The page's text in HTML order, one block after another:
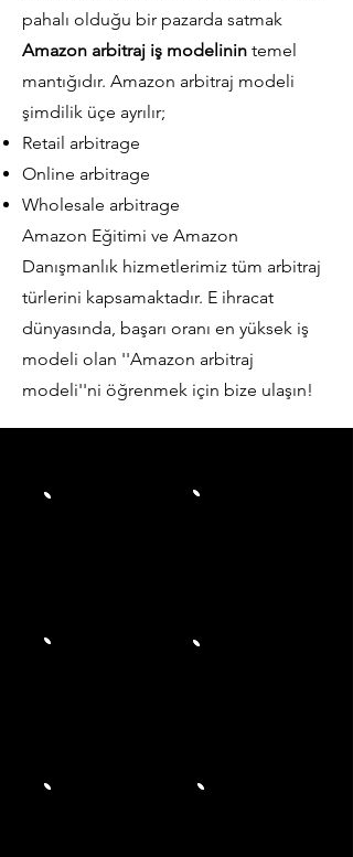
pahalı olduğu bir pazarda satmak
Amazon arbitraj iş modelinin temel
mantığıdır. Amazon arbitraj modeli
şimdilik üçe ayrılır;
Retail arbitrage
Online arbitrage
Wholesale arbitrage
Amazon Eğitimi ve Amazon
Danışmanlık hizmetlerimiz tüm arbitraj
türlerini kapsamaktadır.​ E ihracat
dünyasında, başarı oranı en yüksek iş
modeli olan ''Amazon arbitraj
modeli''ni öğrenmek için bize ulaşın!